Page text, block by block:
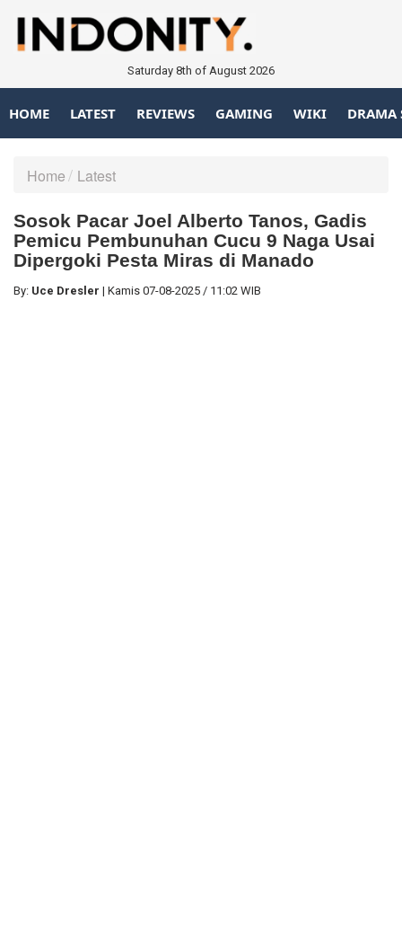
Saturday 8th of August 2026
HOME LATEST REVIEWS GAMING WIKI DRAMA
Home Latest
Sosok Pacar Joel Alberto Tanos, Gadis
Pemicu Pembunuhan Cucu 9 Naga Usai
Dipergoki Pesta Miras di Manado
By: Uce Dresler | Kamis 07-08-2025 / 11:02 WIB